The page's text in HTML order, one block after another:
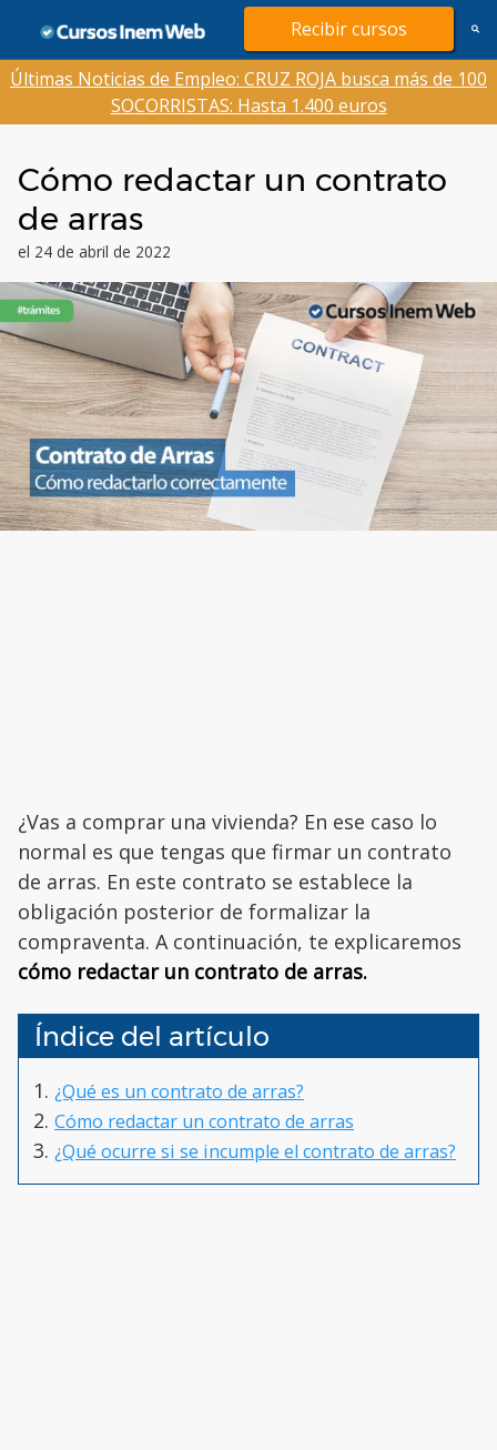
contenido
Recibir cursos
Últimas Noticias de Empleo: CRUZ ROJA busca más de 100
SOCORRISTAS: Hasta 1.400 euros
Cómo redactar un contrato
de arras
el 24 de abril de 2022
¿Vas a comprar una vivienda? En ese caso lo
normal es que tengas que firmar un contrato
de arras. En este contrato se establece la
obligación posterior de formalizar la
compraventa. A continuación, te explicaremos
cómo redactar un contrato de arras.
Índice del artículo
¿Qué es un contrato de arras?
Cómo redactar un contrato de arras
¿Qué ocurre si se incumple el contrato de arras?